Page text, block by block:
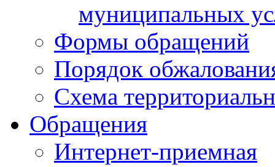
муниципальных
Формы обращений
Порядок
Схема
Обращения
Интернет-приемная